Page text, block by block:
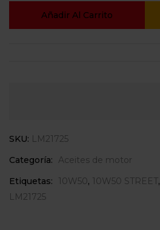
Añadir Al Carrito
SKU: LM21725
Categoría:
Aceites de motor
Etiquetas:
10W50, 10W50 STREET,
LM21725